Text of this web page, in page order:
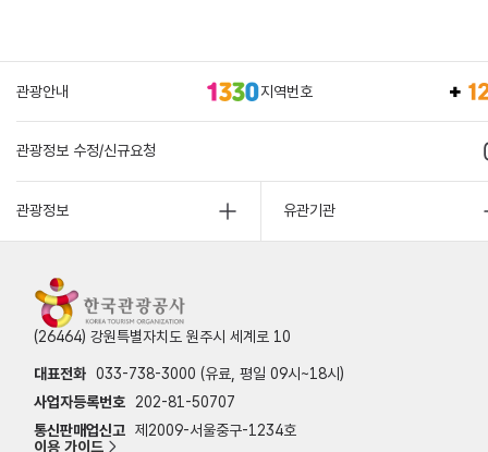
관광안내 지역번호
관광정보 수정/신규요청
관광정보 유관기관
(26464) 강원특별자치도 원주시 세계로 10
대표전화 033-738-3000 (유료, 평일 09시~18시)
사업자등록번호
202-81-50707
통신판매업신고 제2009-서울중구-1234호
이용 가이드